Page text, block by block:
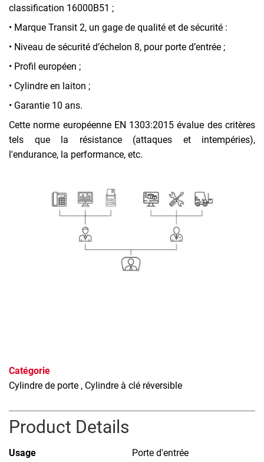
classification 16000B51 ;
• Marque Transit 2, un gage de qualité et de sécurité :
• Niveau de sécurité d’échelon 8, pour porte d’entrée ;
• Profil européen ;
• Cylindre en laiton ;
• Garantie 10 ans.
Cette norme européenne EN 1303:2015 évalue des critères
tels que la résistance (attaques et intempéries),
l'endurance, la performance, etc.
Catégorie
Cylindre de porte , Cylindre à clé réversible
Product Details
Usage Porte d'entrée